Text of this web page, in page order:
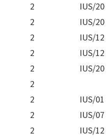
2 IUS/20
2 IUS/20
2 IUS/12
2 IUS/12
2 IUS/20
2
2 IUS/01
2 IUS/07
2 IUS/12